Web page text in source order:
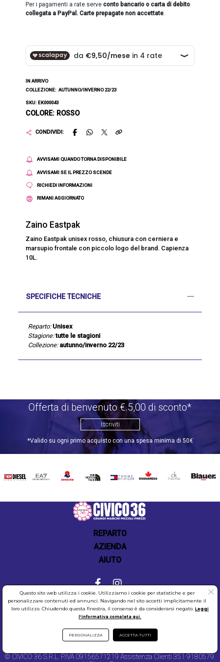
Per i pagamenti a rate serveconto bancario o carta di debito
collegata a PayPal. Carte prepagate non accettate.
IN ARRIVO
COLLEZIONE: AUTUNNO/INVERNO 22/23
SKU: EK000043
COLORE: ROSSO
CONDIVIDI:
AVVISAMI QUANDO TORNA DISPONIBILE
AVVISAMI SE IL PREZZO SCENDE
RICHIEDI INFORMAZIONI
RIMANI AGGIORNATO
Zaino Eastpak
Zaino Eastpak unisex rosso, chiusura con cerniera e
marsupio frontale con piccolo logo del brand. Capienza
10L.
SPECIFICHE TECNICHE
Reparto: Unisex
Stagione: tutte le stagioni
Collezione: autunno/inverno 22/23
Offerta di benvenuto €.5,00 di sconto*
Iscriviti
*Valido su ogni primo acquisto con una spesa minima di 50€
DIESEL EA7 INVICTATHE
TOMMY
DSQUARED2
CALVIN BLAUER
REPARTO
AZIENDA
AIUTO
COOKIES SICUREZZA PRIVACY
© CIVICO 36 S.R.L. P.IVA 09156571219 Assistenza Clienti 351 9180579.
Questo sito web utilizza i cookie. Utilizziamo i cookie per statistiche e per
personalizzare contenuti ed annunci. Navigando nel sito accetti implicitamente il
loro utilizzo. Chiudendo questa finestra, il consenso è da considerarsi negato. Leggi
l'informativa completa qui.
PERSONALIZZA ACCETTA TUTTI